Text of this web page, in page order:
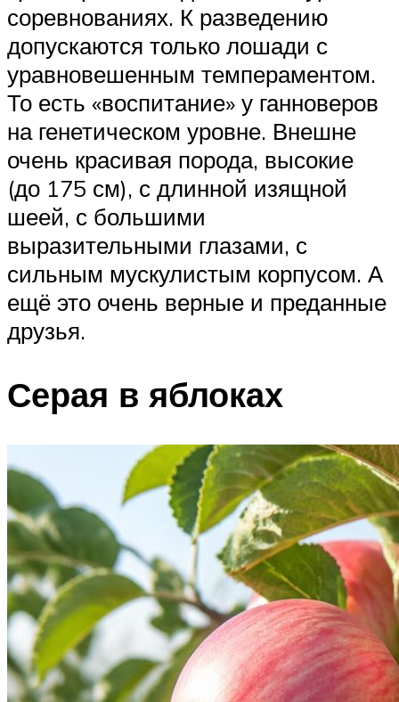
соревнованиях. К разведению
допускаются только лошади с
уравновешенным темпераментом.
То есть «воспитание» у ганноверов
на генетическом уровне. Внешне
очень красивая порода, высокие
(до 175 см), с длинной изящной
шеей, с большими
выразительными глазами, с
сильным мускулистым корпусом. А
ещё это очень верные и преданные
друзья.
Серая в яблоках